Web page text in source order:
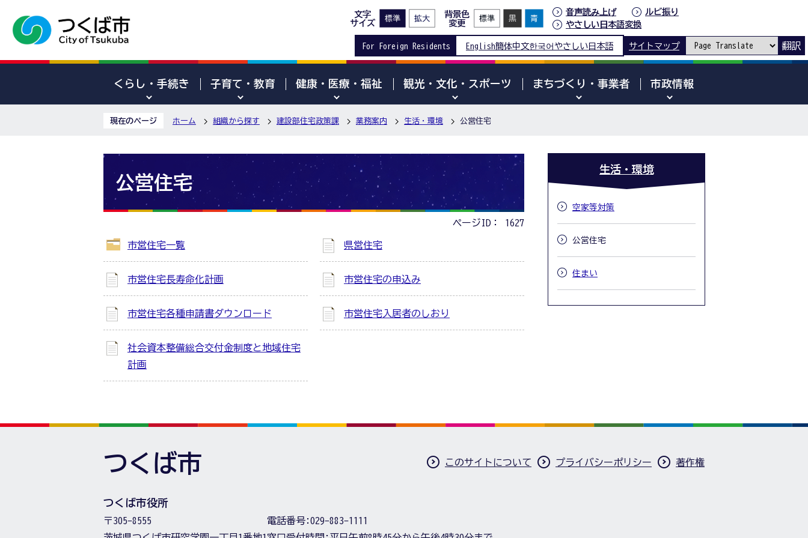
文字
サイズ
背景色
変更
音声読み上げ
ルビ振り
やさしい日本語変換
For Foreign Residents English簡体中文한국어 やさしい日本語 サイトマップ 翻訳
くらし・手続き 子育て・教育 健康・医療・福祉 観光・文化・スポーツ まちづくり・事業者 市政情報
現在のページ ホーム 組織から探す 建設部住宅政策課 業務案内 生活・環境 公営住宅
公営住宅
ページID： 1627
市営住宅一覧 県営住宅
市営住宅長寿命化計画 市営住宅の申込み
市営住宅各種申請書ダウンロード 市営住宅入居者のしおり
社会資本整備総合交付金制度と地域住宅
計画
生活・環境
空家等対策
公営住宅
住まい
つくば市 このサイトについて プライバシーポリシー 著作権
つくば市役所
〒305-8555
電話番号:029-883-1111